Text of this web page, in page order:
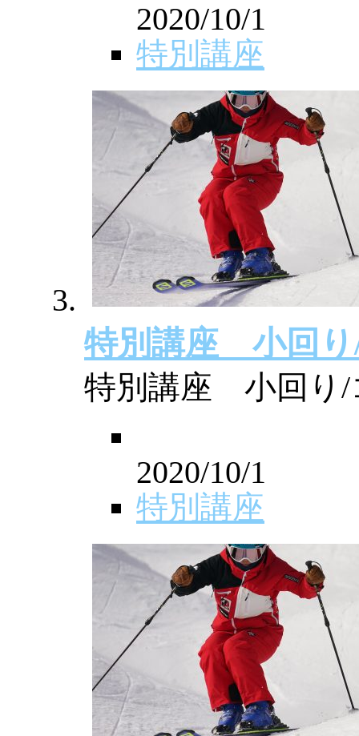
2020/10/1
特別講座
特別講座 小回り
特別講座 小回り/
2020/10/1
特別講座